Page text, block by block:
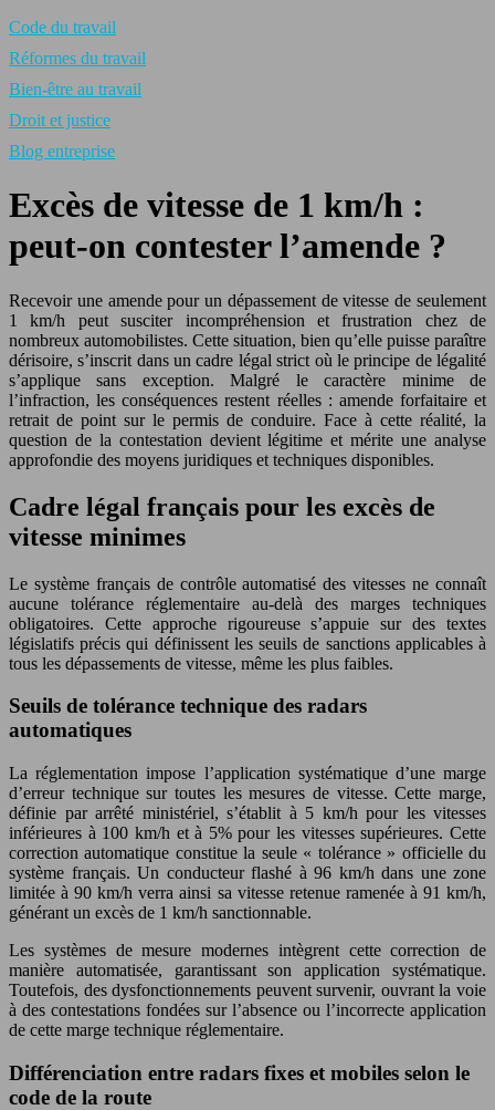
Code du travail
Réformes du travail
Bien-être au travail
Droit et justice
Blog entreprise
Excès de vitesse de 1 km/h :
peut‑on contester l’amende ?
Recevoir une amende pour un dépassement de vitesse de seulement
1 km/h peut susciter incompréhension et frustration chez de
nombreux automobilistes. Cette situation, bien qu’elle puisse paraître
dérisoire, s’inscrit dans un cadre légal strict où le principe de légalité
s’applique sans exception. Malgré le caractère minime de
l’infraction, les conséquences restent réelles : amende forfaitaire et
retrait de point sur le permis de conduire. Face à cette réalité, la
question de la contestation devient légitime et mérite une analyse
approfondie des moyens juridiques et techniques disponibles.
Cadre légal français pour les excès de
vitesse minimes
Le système français de contrôle automatisé des vitesses ne connaît
aucune tolérance réglementaire au-delà des marges techniques
obligatoires. Cette approche rigoureuse s’appuie sur des textes
législatifs précis qui définissent les seuils de sanctions applicables à
tous les dépassements de vitesse, même les plus faibles.
Seuils de tolérance technique des radars
automatiques
La réglementation impose l’application systématique d’une marge
d’erreur technique sur toutes les mesures de vitesse. Cette marge,
définie par arrêté ministériel, s’établit à 5 km/h pour les vitesses
inférieures à 100 km/h et à 5% pour les vitesses supérieures. Cette
correction automatique constitue la seule « tolérance » officielle du
système français. Un conducteur flashé à 96 km/h dans une zone
limitée à 90 km/h verra ainsi sa vitesse retenue ramenée à 91 km/h,
générant un excès de 1 km/h sanctionnable.
Les systèmes de mesure modernes intègrent cette correction de
manière automatisée, garantissant son application systématique.
Toutefois, des dysfonctionnements peuvent survenir, ouvrant la voie
à des contestations fondées sur l’absence ou l’incorrecte application
de cette marge technique réglementaire.
Différenciation entre radars fixes et mobiles selon le
code de la route